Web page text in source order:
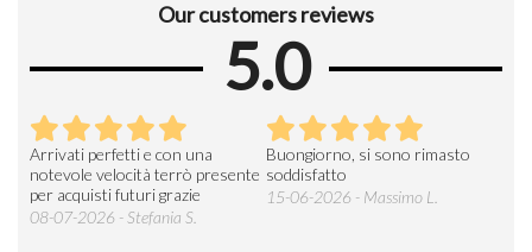
Our customers reviews
5.0
Arrivati perfetti e con una
notevole velocità terrò presente
per acquisti futuri grazie
08-07-2026 - Stefania S.
Buongiorno, si sono rimasto
soddisfatto
15-06-2026 - Massimo L.